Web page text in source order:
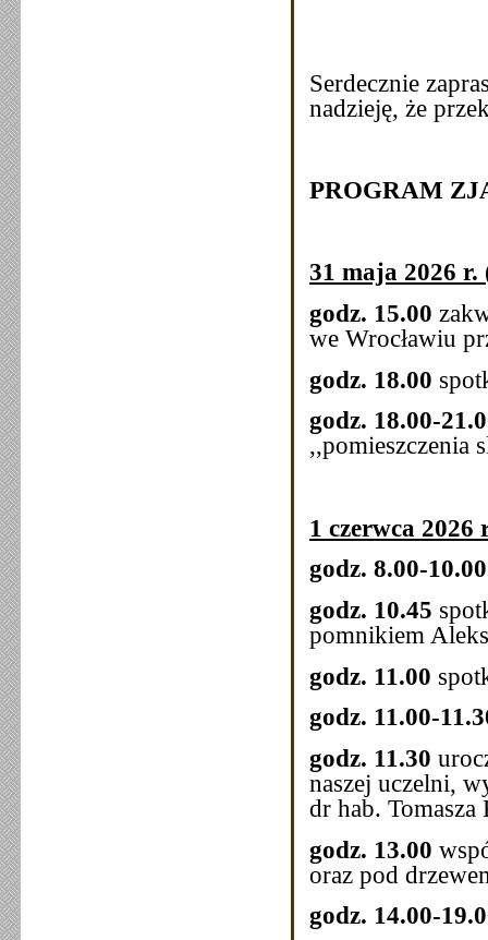
Serdecznie
nadzieję, że
PROGRAM
31 maja 2026 r.
godz. 15.00
we Wrocławiu
godz. 18.00
godz. 18.00-
,,pomieszczenia
1 czerwca 2026
godz. 8.00-
godz. 10.45
pomnikiem
godz. 11.00
godz. 11.00-
godz. 11.30
naszej uczelni,
dr hab.
godz. 13.00
oraz pod
godz. 14.00-